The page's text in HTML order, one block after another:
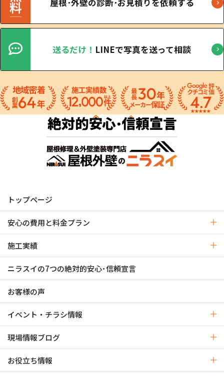
屋根･外壁の診断･お見積りを依頼する
送るだけ！ LINEで写真を送って相談
トップページ
安心の費用と料金プラン
施工実績
ニラスイの7つの絶対的安心･信頼宣言
お客様の声
イベント・チラシ情報
現場情報ブログ
お役立ち情報